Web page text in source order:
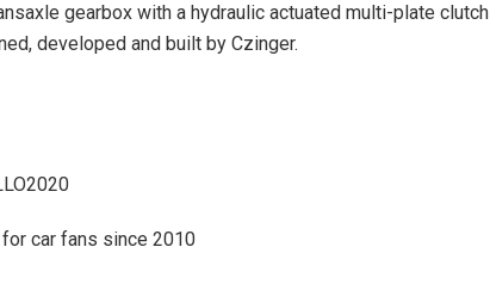
gearbox with a hydraulic actuated multi-plate clutch
developed and built by Czinger.
car fans since 2010